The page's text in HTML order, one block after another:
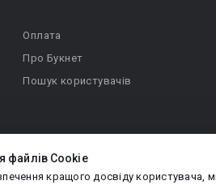
файлів Cookie
кращого досвіду користувача,
Оплата
Про Букнет
Пошук користувачів